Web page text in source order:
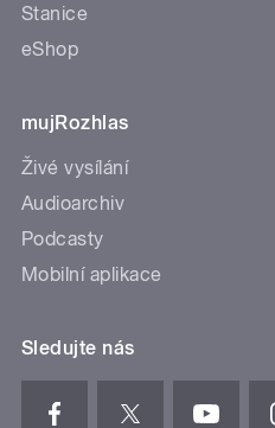
Stanice
eShop
mujRozhlas
Živé vysílání
Audioarchiv
Podcasty
Mobilní aplikace
Sledujte nás